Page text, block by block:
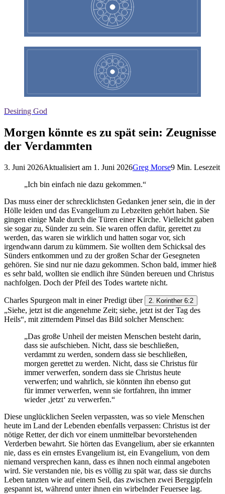
Desiring God
Morgen könnte es zu spät sein: Zeugnisse
der Verdammten
3. Juni 2026Aktualisiert am 1. Juni 2026Greg Morse9 Min. Lesezeit
„Ich bin einfach nie dazu gekommen.“
Das muss einer der schrecklichsten Gedanken jener sein, die in der
Hölle leiden und das Evangelium zu Lebzeiten gehört haben. Sie
gingen einige Male durch die Türen einer Kirche. Vielleicht gaben
sie sogar zu, Sünder zu sein. Sie waren offen dafür, gerettet zu
werden, das waren sie wirklich und hatten sogar vor, sich
irgendwann darum zu kümmern. Sie wollten dem Schicksal des
Sünders entkommen und zu der großen Schar der Gesegneten
gehören. Sie sind nur nie dazu gekommen. Schon bald, immer hieß
es sehr bald, wollten sie endlich ihre Sünden bereuen und Christus
nachfolgen. Doch der Pfeil des Todes wartete nicht.
Charles Spurgeon malt in einer Predigt über 2. Korinther 6:2
„Siehe, jetzt ist die angenehme Zeit; siehe, jetzt ist der Tag des
Heils“, mit zitterndem Pinsel das Bild solcher Menschen:
„Das große Unheil der meisten Menschen besteht darin,
dass sie aufschieben. Nicht, dass sie beschließen,
verdammt zu werden, sondern dass sie beschließen,
morgen gerettet zu werden. Nicht, dass sie Christus für
immer verwerfen, sondern dass sie Christus heute
verwerfen; und wahrlich, sie könnten ihn ebenso gut
für immer verwerfen, wenn sie fortfahren, ihn immer
wieder ‚jetzt‘ zu verwerfen.“
Diese unglücklichen Seelen verpassten, was so viele Menschen
heute im Land der Lebenden ebenfalls verpassen: Christus ist der
nötige Retter, der dich vor einem unmittelbar bevorstehenden
Verderben bewahrt. Sie hörten das Evangelium, aber sie erkannten
nie, dass es ein ernstes Evangelium ist, ein Evangelium, von dem
niemand versprechen kann, dass es ihnen noch einmal angeboten
wird. Sie verstanden nie, bis es völlig zu spät war, dass sie durchs
Leben tanzten wie auf einem Seil, das zwischen zwei Berggipfeln
gespannt ist, während unter ihnen ein wirbelnder Feuersee lag.